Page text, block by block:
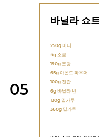
단계
05
바닐라 쇼
250g 버터
4g 소금
190g분당
65g아몬드 파우더
100g 전란
6g바닐라 빈
130g 밀가루
360g 밀가루